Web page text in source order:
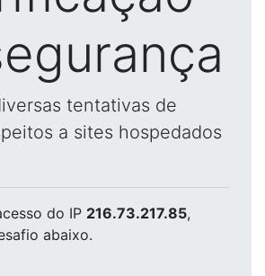
tentativas de
a sites hospedados
do IP 216.73.217.85,
abaixo.